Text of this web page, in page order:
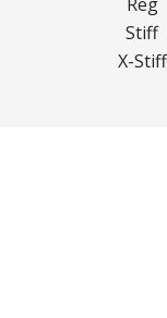
Stiff
X-Stiff